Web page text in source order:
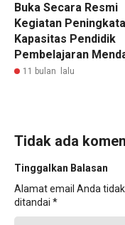
Buka Secara Resmi
Kegiatan
Kapasitas Pendidik
Pembelajaran
11 bulan lalu
Tidak ada
Tinggalkan Balasan
Alamat email Anda
ditandai *